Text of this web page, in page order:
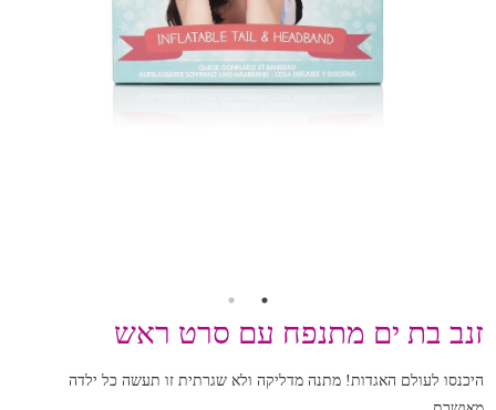
זנב בת ים מתנפח עם סרט ראש
היכנסו לעולם האגדות! מתנה מדליקה ולא שגרתית זו תעשה כל ילדה